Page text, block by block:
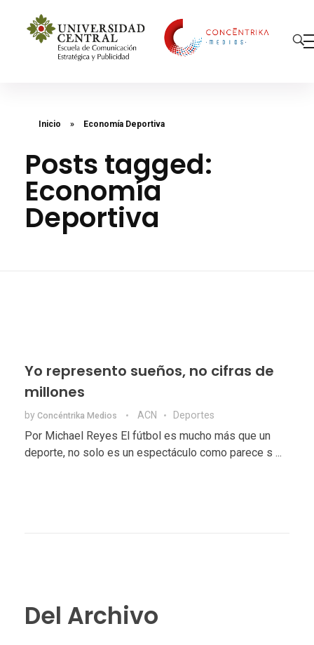
Inicio » Economía Deportiva
Posts tagged:
Economía
Deportiva
Yo represento sueños, no cifras de
millones
by Concéntrika Medios ACN Deportes
Por Michael Reyes El fútbol es mucho más que un
deporte, no solo es un espectáculo como parece s ...
Del Archivo